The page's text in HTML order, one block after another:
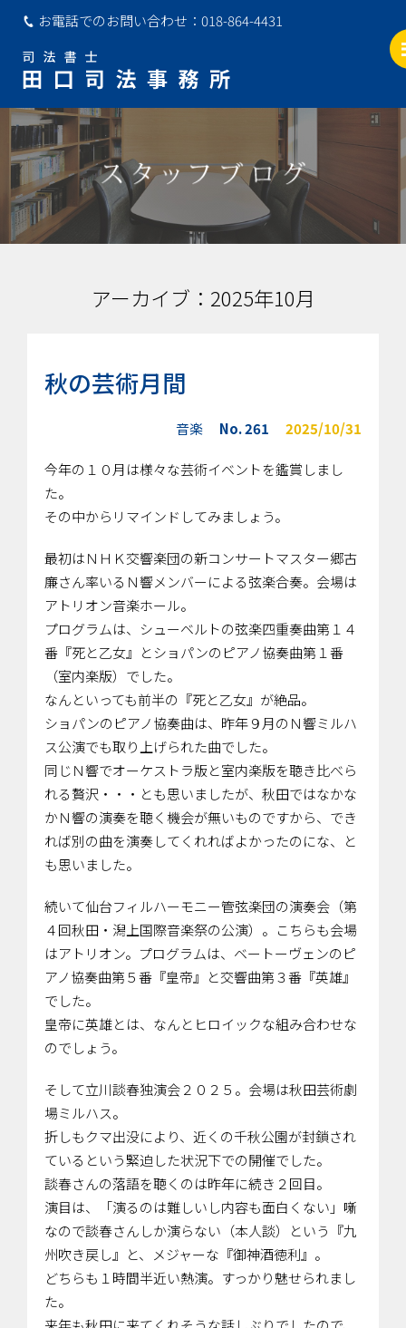
お電話でのお問い合わせ： 018-864-4431
アーカイブ：2025年10月
秋の芸術月間
音楽 No. 261 2025/10/31
今年の１０月は様々な芸術イベントを鑑賞しまし
た。
その中からリマインドしてみましょう。
最初はＮＨＫ交響楽団の新コンサートマスター郷古
廉さん率いるＮ響メンバーによる弦楽合奏。会場は
アトリオン音楽ホール。
プログラムは、シューベルトの弦楽四重奏曲第１４
番『死と乙女』とショパンのピアノ協奏曲第１番
（室内楽版）でした。
なんといっても前半の『死と乙女』が絶品。
ショパンのピアノ協奏曲は、昨年９月のＮ響ミルハ
ス公演でも取り上げられた曲でした。
同じＮ響でオーケストラ版と室内楽版を聴き比べら
れる贅沢・・・とも思いましたが、秋田ではなかな
かＮ響の演奏を聴く機会が無いものですから、でき
れば別の曲を演奏してくれればよかったのにな、と
も思いました。
続いて仙台フィルハーモニー管弦楽団の演奏会（第
４回秋田・潟上国際音楽祭の公演）。こちらも会場
はアトリオン。プログラムは、ベートーヴェンのピ
アノ協奏曲第５番『皇帝』と交響曲第３番『英雄』
でした。
皇帝に英雄とは、なんとヒロイックな組み合わせな
のでしょう。
そして立川談春独演会２０２５。会場は秋田芸術劇
場ミルハス。
折しもクマ出没により、近くの千秋公園が封鎖され
ているという緊迫した状況下での開催でした。
談春さんの落語を聴くのは昨年に続き２回目。
演目は、「演るのは難しいし内容も面白くない」噺
なので談春さんしか演らない（本人談）という『九
州吹き戻し』と、メジャーな『御神酒徳利』。
どちらも１時間半近い熱演。すっかり魅せられまし
た。